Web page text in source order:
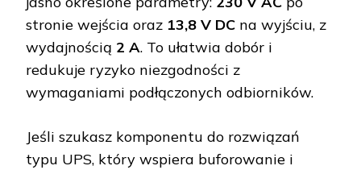
stronie wejścia oraz 13,8 V DC na wyjściu, z
wydajnością 2 A. To ułatwia dobór i
redukuje ryzyko niezgodności z
wymaganiami podłączonych odbiorników.
Jeśli szukasz komponentu do rozwiązań
typu UPS, który wspiera buforowanie i